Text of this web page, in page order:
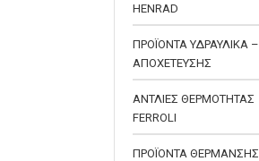
HENRAD
ΠΡΟΪΟΝΤΑ ΥΔΡΑΥΛΙΚΑ –
ΑΠΟΧΕΤΕΥΣΗΣ
ΑΝΤΛΙΕΣ ΘΕΡΜΟΤΗΤΑΣ
FERROLI
ΠΡΟΪΟΝΤΑ ΘΕΡΜΑΝΣΗΣ